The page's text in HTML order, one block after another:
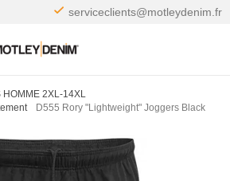
serviceclients@motleydenim.fr
HOMME 2XL-14XL
D555 Rory "Lightweight" Joggers Black